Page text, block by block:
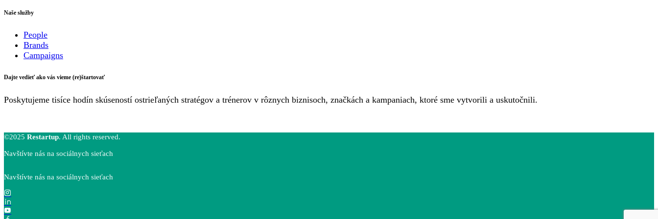
Naše služby
People
Brands
Campaigns
Dajte vedieť ako vás vieme (re)štartovať
Poskytujeme tisíce hodín skúseností ostrieľaných stratégov a trénerov v rôznych biznisoch, značkách a kampaniach, ktoré sme vytvorili a uskutočnili.
©2025 Restartup. All rights reserved.
Navštívte nás na sociálnych sieťach
Navštívte nás na sociálnych sieťach